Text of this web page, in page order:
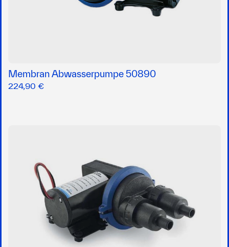
Membran Abwasserpumpe 50890
224,90 €